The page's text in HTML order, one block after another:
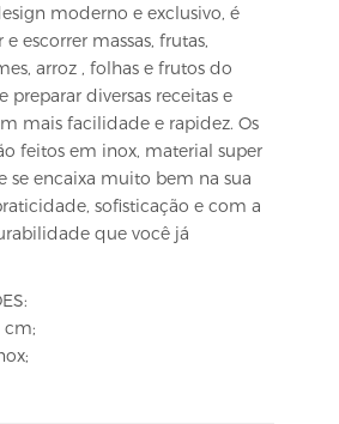
moderno e exclusivo, é
escorrer massas, frutas,
arroz , folhas e frutos do
preparar diversas receitas e
mais facilidade e rapidez. Os
feitos em inox, material super
se encaixa muito bem na sua
sofisticação e com a
que você já
cm;